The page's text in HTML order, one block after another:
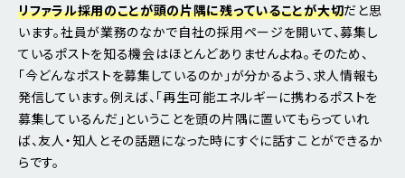
リファラル採用のことが頭の片隅に残っていることが大切だと思
います。社員が業務のなかで自社の採用ページを開いて、募集し
ているポストを知る機会はほとんどありませんよね。そのため、
「今どんなポストを募集しているのか」が分かるよう、求人情報も
発信しています。例えば、「再生可能エネルギーに携わるポストを
募集しているんだ」ということを頭の片隅に置いてもらっていれ
ば、友人・知人とその話題になった時にすぐに話すことができるか
らです。